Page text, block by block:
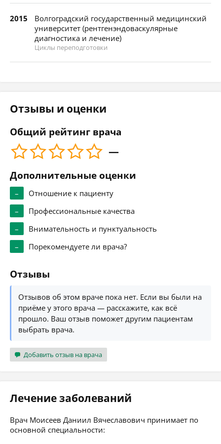
2015
Волгоградский государственный медицинский
университет (рентгенэндоваскулярные
диагностика и лечение)
Циклы переподготовки
Отзывы и оценки
Общий рейтинг врача
—
Дополнительные оценки
–
Отношение к пациенту
–
Профессиональные качества
–
Внимательность и пунктуальность
–
Порекомендуете ли врача?
Отзывы
Отзывов об этом враче пока нет. Если вы были на
приёме у этого врача — расскажите, как всё
прошло. Ваш отзыв поможет другим пациентам
выбрать врача.
Добавить отзыв на врача
Лечение заболеваний
Врач Моисеев Даниил Вячеславович принимает по
основной специальности: